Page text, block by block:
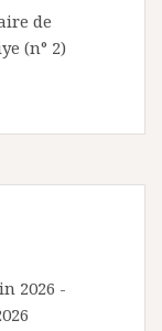
de
(n° 2)
2026 -